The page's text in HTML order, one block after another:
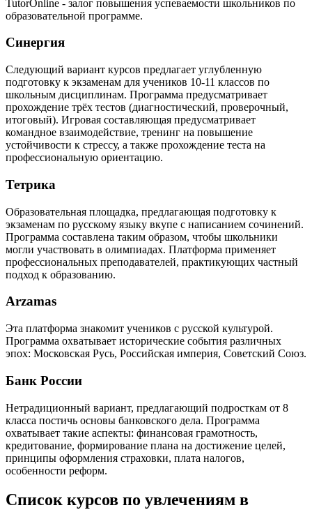
TutorOnline - залог повышения успеваемости школьников по
образовательной программе.
Синергия
Следующий вариант курсов предлагает углубленную
подготовку к экзаменам для учеников 10-11 классов по
школьным дисциплинам. Программа предусматривает
прохождение трёх тестов (диагностический, проверочный,
итоговый). Игровая составляющая предусматривает
командное взаимодействие, тренинг на повышение
устойчивости к стрессу, а также прохождение теста на
профессиональную ориентацию.
Тетрика
Образовательная площадка, предлагающая подготовку к
экзаменам по русскому языку вкупе с написанием сочинений.
Программа составлена таким образом, чтобы школьники
могли участвовать в олимпиадах. Платформа применяет
профессиональных преподавателей, практикующих частный
подход к образованию.
Arzamas
Эта платформа знакомит учеников с русской культурой.
Программа охватывает исторические события различных
эпох: Московская Русь, Российская империя, Советский Союз.
Банк России
Нетрадиционный вариант, предлагающий подросткам от 8
класса постичь основы банковского дела. Программа
охватывает такие аспекты: финансовая грамотность,
кредитование, формирование плана на достижение целей,
принципы оформления страховки, плата налогов,
особенности реформ.
Список курсов по увлечениям в